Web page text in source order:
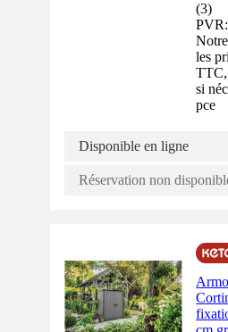
(3)
les
TTC,
si
pce
Disponible en ligne
Réservation non